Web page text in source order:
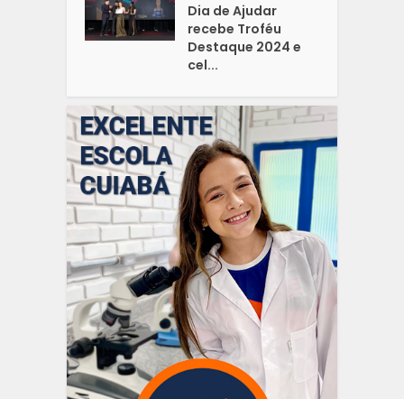
Dia de Ajudar
recebe Troféu
Destaque 2024 e
cel...